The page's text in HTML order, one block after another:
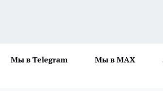
Мы в Telegram Мы в MAX